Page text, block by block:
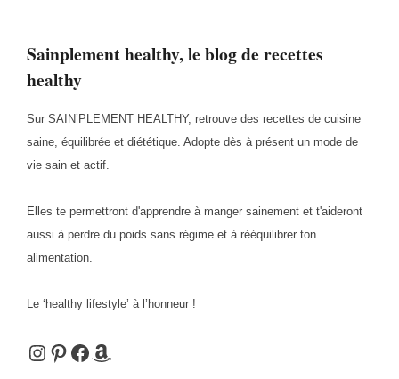
Sainplement healthy, le blog de recettes
healthy
Sur SAIN’PLEMENT HEALTHY, retrouve des recettes de cuisine
saine, équilibrée et diététique. Adopte dès à présent un mode de
vie sain et actif.
Elles te permettront d'apprendre à manger sainement et t'aideront
aussi à perdre du poids sans régime et à rééquilibrer ton
alimentation.
Le ‘healthy lifestyle’ à l’honneur !
Instagram
Pinterest
Facebook
Amazon